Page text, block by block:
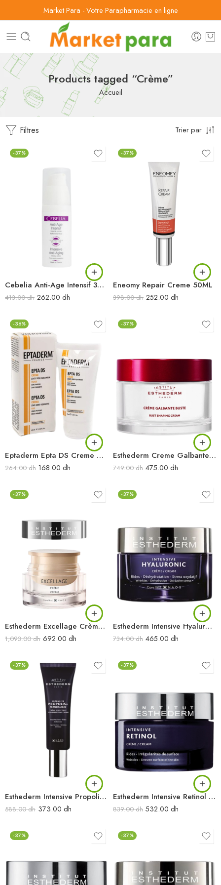
Market Para - Votre Parapharmacie en ligne
Products tagged “Crème”
Accueil
Filtres Trier par
-37%
Cebelia Anti-Age Intensif 30ML
413.00dh 262.00 dh
-37%
Eneomy Repair Creme 50ML
398.00dh 252.00 dh
-36%
Eptaderm Epta DS Creme 40ML
264.00dh 168.00 dh
-37%
Esthederm Creme Galbante Buste 200ML
749.00dh 475.00 dh
-37%
Esthederm Excellage Crème 50ML
1,093.00dh 692.00 dh
-37%
Esthederm Intensive Hyaluronic Creme 50ML
734.00dh 465.00 dh
-37%
Esthederm Intensive Propolis Creme 50ML
588.00dh 373.00 dh
-37%
Esthederm Intensive Retinol Creme 50ML
839.00dh 532.00 dh
-37% -37%